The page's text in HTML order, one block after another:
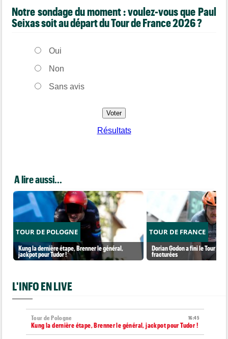
Notre sondage du moment : voulez-vous que Paul
Seixas soit au départ du Tour de France 2026 ?
Oui
Non
Sans avis
Résultats
A lire aussi...
TOUR DE POLOGNE
Kung la dernière étape, Brenner le général,
jackpot pour Tudor !
TOUR DE FRANCE
Dorian Godon a fini le Tour
fracturées
L'INFO EN LIVE
16:45
Tour de Pologne
Kung la dernière étape, Brenner le général, jackpot pour Tudor !